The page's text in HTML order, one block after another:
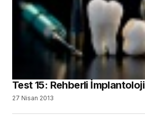
Test 15: Rehberli İmplantoloji
27 Nisan 2013